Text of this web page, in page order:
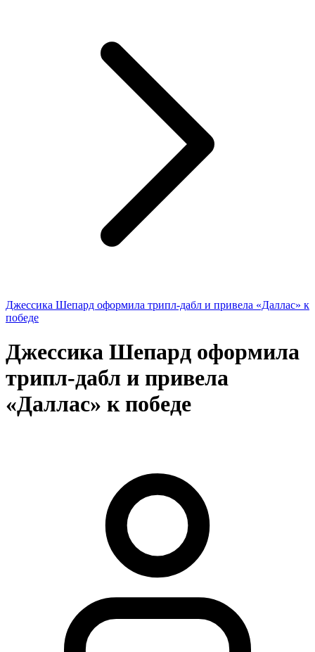
Джессика Шепард оформила трипл-дабл и привела «Даллас» к
победе
Джессика Шепард оформила
трипл-дабл и привела
«Даллас» к победе